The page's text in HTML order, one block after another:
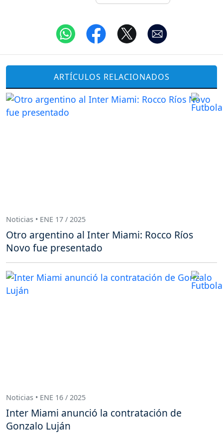
ARTÍCULOS RELACIONADOS
Noticias • ENE 17 / 2025
Otro argentino al Inter Miami: Rocco Ríos
Novo fue presentado
Noticias • ENE 16 / 2025
Inter Miami anunció la contratación de
Gonzalo Luján